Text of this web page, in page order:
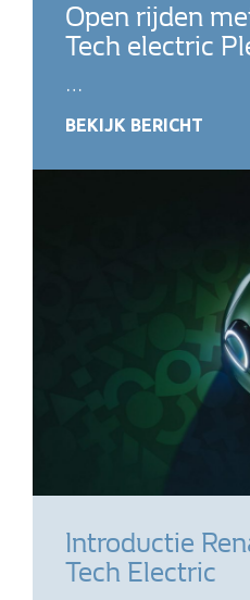
Open rijden
Tech electric
…
BEKIJK BERICHT
Introductie
Tech Electric